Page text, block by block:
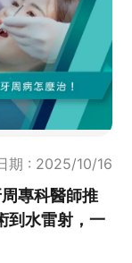
期 : 2025/10/16
專科醫師推
到水雷射，一